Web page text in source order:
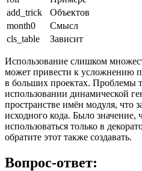
add_trick
Объектов
month0
Смысл
cls_table
Зависит
Использование слишком
может привести к усложнению
в больших проектах. Проблемы
использовании динамической
пространстве имён модуля, что
исходного кода. Было значение,
использоваться только в
обратите этот также создавать.
Вопрос-ответ: